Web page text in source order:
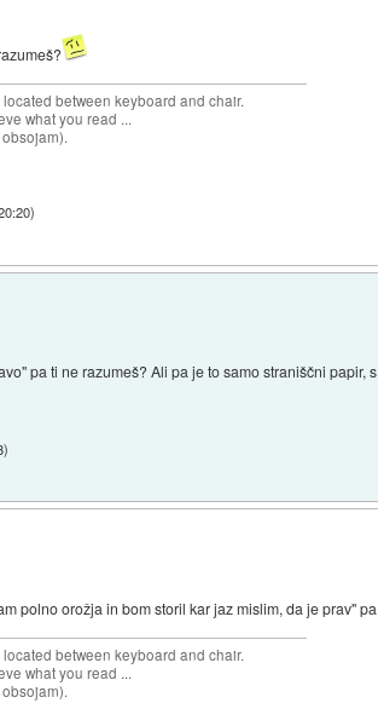
between keyboard and chair.
what you read ...
)
pa ti ne razumeš? Ali pa je to samo straniščni papir,
)
polno orožja in bom storil kar jaz mislim, da je prav"
between keyboard and chair.
what you read ...